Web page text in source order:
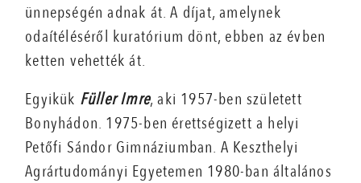
ünnepségén adnak át. A díjat, amelynek
odaítéléséről kuratórium dönt, ebben az évben
ketten vehették át.
Egyikük Füller Imre, aki 1957-ben született
Bonyhádon. 1975-ben érettségizett a helyi
Petőfi Sándor Gimnáziumban. A Keszthelyi
Agrártudományi Egyetemen 1980-ban általános